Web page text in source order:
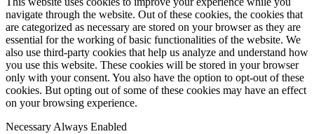
navigate through the website. Out of these cookies, the cookies that
are categorized as necessary are stored on your browser as they are
essential for the working of basic functionalities of the website. We
also use third-party cookies that help us analyze and understand how
you use this website. These cookies will be stored in your browser
only with your consent. You also have the option to opt-out of these
cookies. But opting out of some of these cookies may have an effect
on your browsing experience.
Necessary Always Enabled